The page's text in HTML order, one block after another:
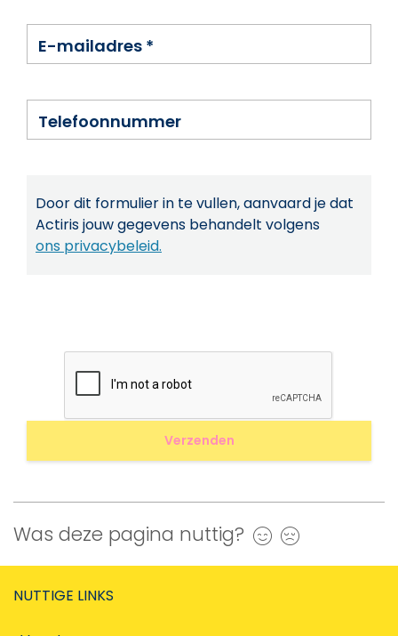
E-mailadres *
Telefoonnummer
Door dit formulier in te vullen, aanvaard je dat
Actiris jouw gegevens behandelt volgens
ons privacybeleid.
Was deze pagina nuttig? Ja
NUTTIGE LINKS